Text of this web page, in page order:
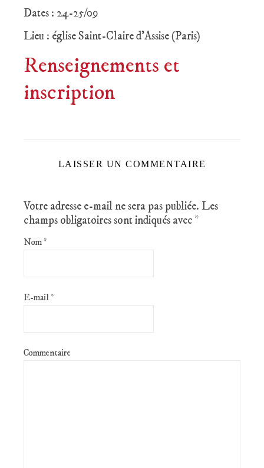
Dates : 24-25/09
Lieu : église Saint-Claire d’Assise (Paris)
Renseignements et
inscription
LAISSER UN COMMENTAIRE
Votre adresse e-mail ne sera pas publiée. Les
champs obligatoires sont indiqués avec *
Nom *
E-mail *
Commentaire